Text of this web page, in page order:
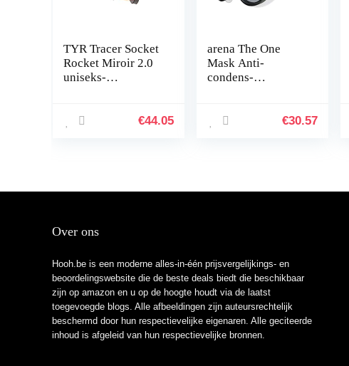
TYR Tracer Socket
Rocket Miroir 2.0
uniseks-
€44.05
arena The One
Mask Anti-
condens-
zwemmasker met
€30.57
Over ons
Hooh.be is een moderne alles-in-één prijsvergelijkings- en
beoordelingswebsite die de beste deals biedt die beschikbaar
zijn op amazon en u op de hoogte houdt via de laatst
toegevoegde blogs. Alle afbeeldingen zijn auteursrechtelijk
beschermd door hun respectievelijke eigenaren. Alle geciteerde
inhoud is afgeleid van hun respectievelijke bronnen.